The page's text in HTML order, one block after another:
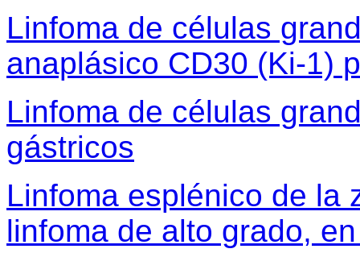
Linfoma de células
anaplásico CD30 (Ki-1)
Linfoma de células
gástricos
Linfoma esplénico de la
linfoma de alto grado,